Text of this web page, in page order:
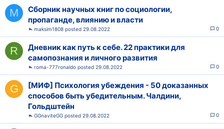
M
Сборник научных книг по социологии,
пропаганде, влиянию и власти
0
29.08.2022
maksim1808
R
Дневник как путь к себе. 22 практики для
самопознания и личного развития
0
29.08.2022
roma-777ronaldo
G
[МИФ] Психология убеждения - 50 доказанных
способов быть убедительным. Чалдини,
Гольдштейн
0
29.08.2022
GGnaviteGG